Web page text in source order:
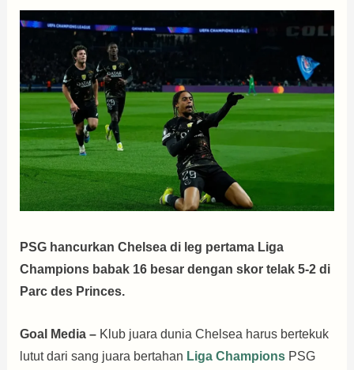
PSG hancurkan Chelsea di leg pertama Liga
Champions babak 16 besar dengan skor telak 5-2 di
Parc des Princes.
Goal Media – Klub juara dunia Chelsea harus bertekuk
lutut dari sang juara bertahan Liga ChampionsPSG